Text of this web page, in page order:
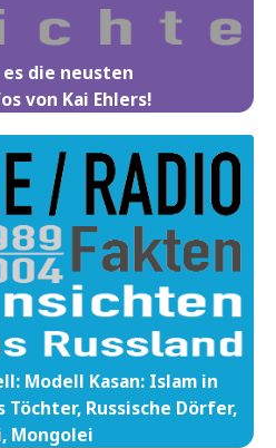
die neusten
von Kai Ehlers!
Modell Kasan: Islam in
Töchter, Russische Dörfer,
Mongolei